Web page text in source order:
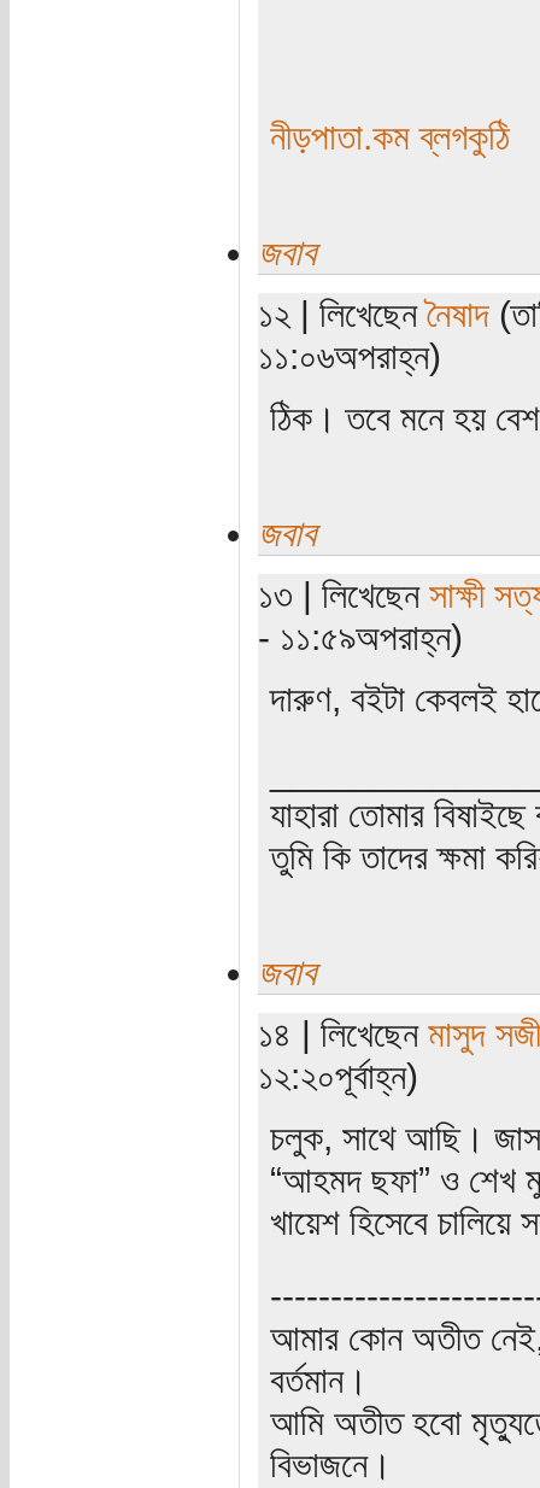
নীড়পাতা.কম ব্লগকুঠি
জবাব
১২ | লিখেছেননৈষাদ
১১:০৬অপরাহ্ন)
ঠিক। তবে মনে হয়
জবাব
১৩ | লিখেছেন সাক্ষী
- ১১:৫৯অপরাহ্ন)
দারুণ, বইটা কেবলই
যাহারা তোমার
তুমি কি তাদের ক্ষমা
জবাব
১৪ | লিখেছেন মাসুদ
১২:২০পূর্বাহ্ন)
চলুক, সাথে আছি।
“আহমদ ছফা” ও শেখ
খায়েশ হিসেবে
আমার কোন অতীত
বর্তমান।
আমি অতীত হবো
বিভাজনে।